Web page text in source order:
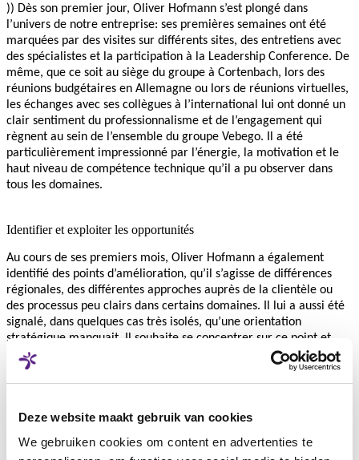
Deze website maakt gebruik van cookies
We gebruiken cookies om content en advertenties te
)) Dès son premier jour, Oliver Hofmann s’est plongé dans
l’univers de notre entreprise: ses premières semaines ont été
marquées par des visites sur différents sites, des entretiens avec
des spécialistes et la participation à la Leadership Conference. De
même, que ce soit au siège du groupe à Cortenbach, lors des
réunions budgétaires en Allemagne ou lors de réunions virtuelles,
les échanges avec ses collègues à l’international lui ont donné un
clair sentiment du professionnalisme et de l’engagement qui
règnent au sein de l’ensemble du groupe Vebego. Il a été
particulièrement impressionné par l’énergie, la motivation et le
haut niveau de compétence technique qu’il a pu observer dans
tous les domaines.
Identifier et exploiter les opportunités
Au cours de ses premiers mois, Oliver Hofmann a également
identifié des points d’amélioration, qu’il s’agisse de différences
régionales, des différentes approches auprès de la clientèle ou
des processus peu clairs dans certains domaines. Il lui a aussi été
signalé, dans quelques cas très isolés, qu’une orientation
stratégique manquait. Il souhaite se concentrer sur ce point et
continuer à renforcer la vision commune. Même si l’esprit
familial est perceptible, il estime que le concept «One family –
one brand» peut être développé davantage.
Il souligne toutefois que Vebego se distingue clairement des